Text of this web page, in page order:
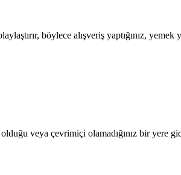
böylece alışveriş yaptığınız,
veya çevrimiçi olamadığınız bir yere